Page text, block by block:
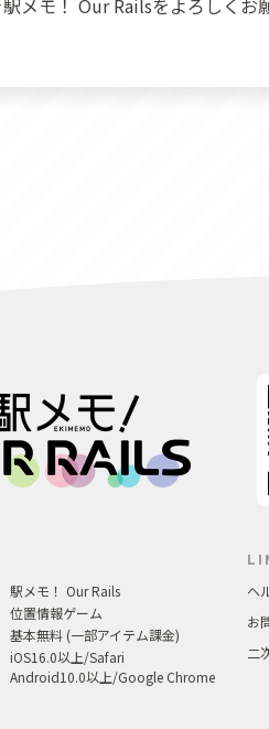
メモ！ Our Railsをよろしくお
駅メモ！ Our Rails
位置情報ゲーム
基本無料 (一部アイテム課金)
iOS16.0以上/Safari
Android10.0以上/Google Chrome
ヘ
お
二